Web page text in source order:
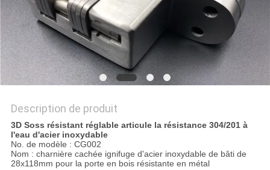
Description de produit
3D Soss résistant réglable articule la résistance 304/201 à
l'eau d'acier inoxydable
No. de modèle : CG002
Nom : charnière cachée ignifuge d'acier inoxydable de bâti de
28x118mm pour la porte en bois résistante en métal